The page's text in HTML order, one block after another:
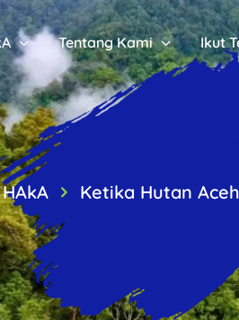
Tentang Kami Ikut
Ketika Hutan